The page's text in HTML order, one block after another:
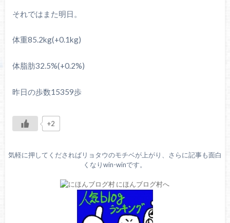
それではまた明日。
体重85.2kg(+0.1kg)
体脂肪32.5%(+0.2%)
昨日の歩数15359歩
+2
気軽に押してくださればリョタウのモチベが上がり、さらに記事も面白
くなりwin-winです。